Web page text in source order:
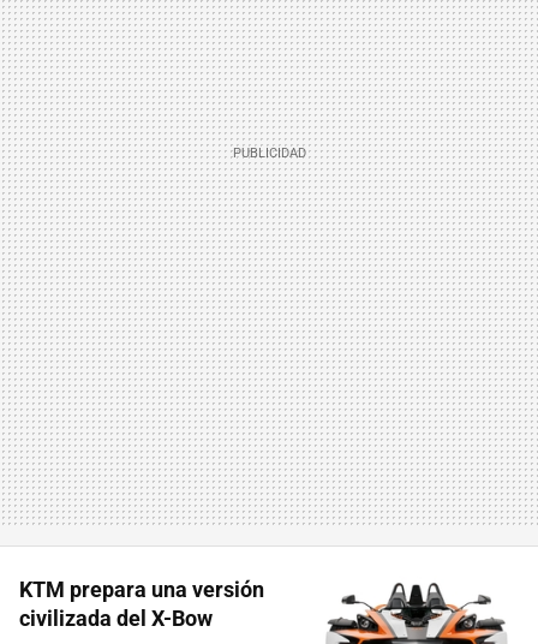
KTM prepara una versión
civilizada del X-Bow